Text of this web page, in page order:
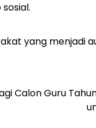
yang menjadi
Calon Guru